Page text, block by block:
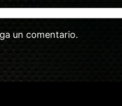
un comentario.